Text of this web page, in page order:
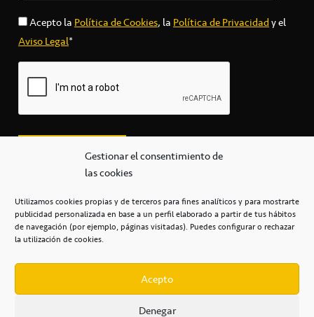
Gestionar el consentimiento de
las cookies
Utilizamos cookies propias y de terceros para fines analíticos y para mostrarte
publicidad personalizada en base a un perfil elaborado a partir de tus hábitos
de navegación (por ejemplo, páginas visitadas). Puedes configurar o rechazar
la utilización de cookies.
Acepto
Denegar
Acepto la Política de Cookies, la Política de Privacidady el
Aviso Legal*
secretaria@cbcanarias.es
+34 922 253 684
Casa del Deporte / 38108 – La Laguna